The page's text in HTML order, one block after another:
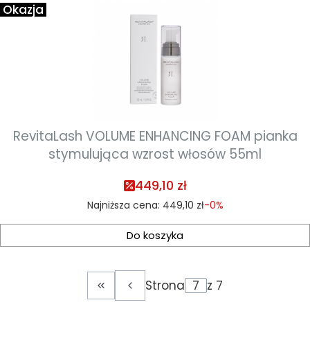
Okazja
RevitaLash VOLUME ENHANCING FOAM pianka
stymulująca wzrost włosów 55ml
449,10 zł
Najniższa cena: 449,10 zł-0%
Do koszyka
Wróć do pierwszej strony z produktami
Strona z 7